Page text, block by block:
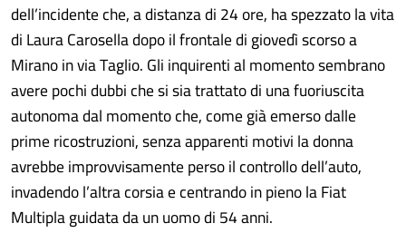
dell’incidente che, a distanza di 24 ore, ha spezzato la vita
di Laura Carosella dopo il frontale di giovedì scorso a
Mirano in via Taglio. Gli inquirenti al momento sembrano
avere pochi dubbi che si sia trattato di una fuoriuscita
autonoma dal momento che, come già emerso dalle
prime ricostruzioni, senza apparenti motivi la donna
avrebbe improvvisamente perso il controllo dell’auto,
invadendo l’altra corsia e centrando in pieno la Fiat
Multipla guidata da un uomo di 54 anni.